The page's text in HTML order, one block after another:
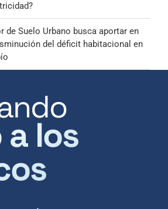
de Suelo Urbano busca aportar en
del déficit habitacional en
los